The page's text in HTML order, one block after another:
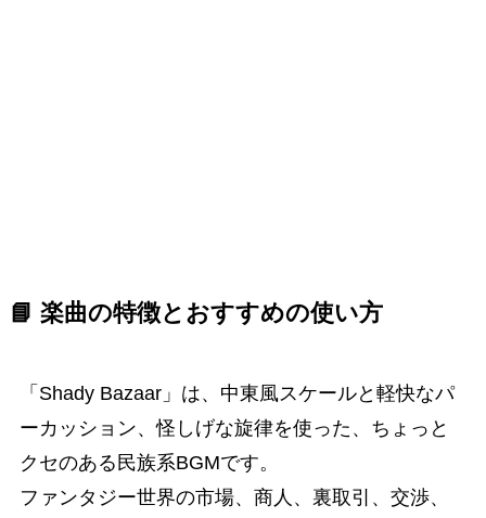
📘 楽曲の特徴とおすすめの使い方
「Shady Bazaar」は、中東風スケールと軽快なパ
ーカッション、怪しげな旋律を使った、ちょっと
クセのある民族系BGMです。
ファンタジー世界の市場、商人、裏取引、交渉、